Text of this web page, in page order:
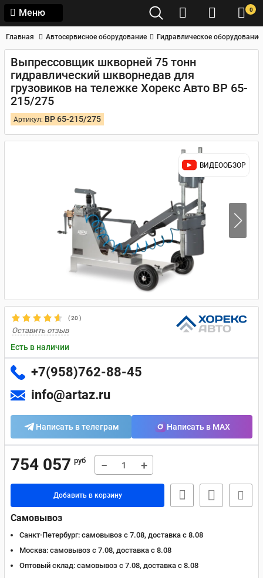
Меню 0
Главная Автосервисное оборудование Гидравлическое оборудование
Выпрессовщик шкворней 75 тонн
гидравлический шкворнедав для
грузовиков на тележке Хорекс Авто BP 65-
215/275
Артикул: BP 65-215/275
ВИДЕООБЗОР
(20)
Оставить отзыв
Есть в наличии
+7(958)762-88-45
info@artaz.ru
Написать в телеграм Написать в MAX
754 057 руб − +
Добавить в корзину
Самовывоз
Санкт-Петербург: самовывоз с 7.08, доставка c 8.08
Москва: самовывоз с 7.08, доставка c 8.08
Оптовый склад: самовывоз с 7.08, доставка c 8.08